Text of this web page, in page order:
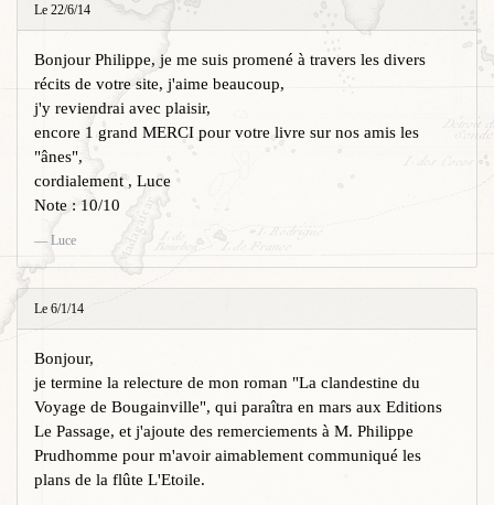
Le 22/6/14
Bonjour Philippe, je me suis promené à travers les divers
récits de votre site, j'aime beaucoup,
j'y reviendrai avec plaisir,
encore 1 grand MERCI pour votre livre sur nos amis les
"ânes",
cordialement , Luce
Note : 10/10
Luce
Le 6/1/14
Bonjour,
je termine la relecture de mon roman "La clandestine du
Voyage de Bougainville", qui paraîtra en mars aux Editions
Le Passage, et j'ajoute des remerciements à M. Philippe
Prudhomme pour m'avoir aimablement communiqué les
plans de la flûte L'Etoile.